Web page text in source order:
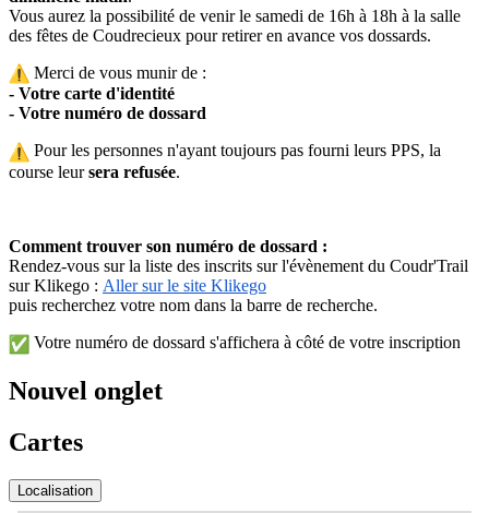
Vous aurez la possibilité de venir le samedi de 16h à 18h à la salle
des fêtes de Coudrecieux pour retirer en avance vos dossards.
Merci de vous munir de :
- Votre carte d'identité
- Votre numéro de dossard
Pour les personnes n'ayant toujours pas fourni leurs PPS, la
course leursera refusée.
Comment trouver son numéro de dossard :
Rendez-vous sur la liste des inscrits sur l'évènement du Coudr'Trail
sur Klikego : Aller sur le site Klikego
puis recherchez votre nom dans la barre de recherche.
Votre numéro de dossard s'affichera à côté de votre inscription
Nouvel onglet
Cartes
Localisation